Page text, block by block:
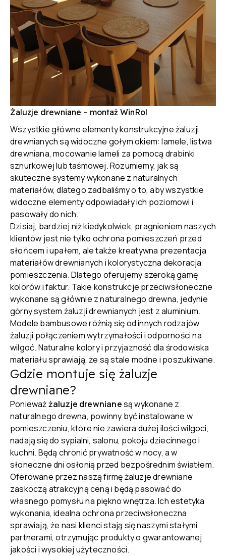
Żaluzje drewniane – montaż WinRol
Wszystkie główne elementy konstrukcyjne żaluzji
drewnianych są widoczne gołym okiem: lamele, listwa
drewniana, mocowanie lameli za pomocą drabinki
sznurkowej lub taśmowej. Rozumiemy, jak są
skuteczne systemy wykonane z naturalnych
materiałów, dlatego zadbaliśmy o to, aby wszystkie
widoczne elementy odpowiadały ich poziomowi i
pasowały do nich.
Dzisiaj, bardziej niż kiedykolwiek, pragnieniem naszych
klientów jest nie tylko ochrona pomieszczeń przed
słońcem i upałem, ale także kreatywna prezentacja
materiałów drewnianych i kolorystyczna dekoracja
pomieszczenia. Dlatego oferujemy szeroką gamę
kolorów i faktur. Takie konstrukcje przeciwsłoneczne
wykonane są głównie z naturalnego drewna, jedynie
górny system żaluzji drewnianych jest z aluminium.
Modele bambusowe różnią się od innych rodzajów
żaluzji połączeniem wytrzymałości i odporności na
wilgoć. Naturalne kolory i przyjazność dla środowiska
materiału sprawiają, że są stale modne i poszukiwane.
Gdzie montuje się żaluzje
drewniane?
Ponieważżaluzje drewnianesą wykonane z
naturalnego drewna, powinny być instalowane w
pomieszczeniu, które nie zawiera dużej ilości wilgoci,
nadają się do sypialni, salonu, pokoju dziecinnego i
kuchni. Będą chronić prywatność w nocy, a w
słoneczne dni osłonią przed bezpośrednim światłem.
Oferowane przez naszą firmę żaluzje drewniane
zaskoczą atrakcyjną ceną i będą pasować do
własnego pomysłu na piękno wnętrza. Ich estetyka
wykonania, idealna ochrona przeciwsłoneczna
sprawiają, że nasi klienci stają się naszymi stałymi
partnerami, otrzymując produkty o gwarantowanej
jakości i wysokiej użyteczności.